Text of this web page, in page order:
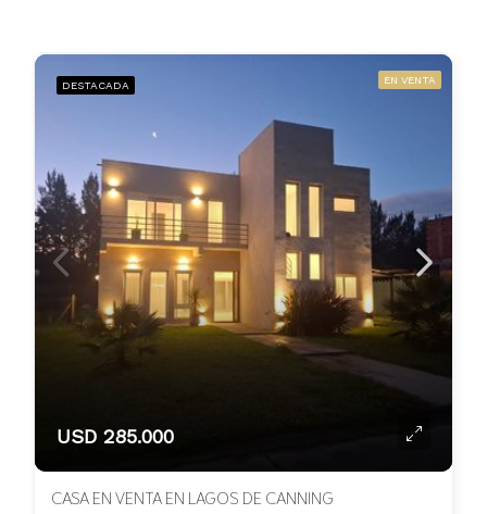
DESTACADA EN VENTA
USD 285.000
CASA EN VENTA EN LAGOS DE CANNING